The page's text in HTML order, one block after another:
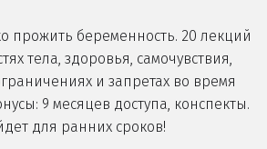
прожить беременность. 20 лекций
тела, здоровья, самочувствия,
и запретах во время
9 месяцев доступа, конспекты.
для ранних сроков!